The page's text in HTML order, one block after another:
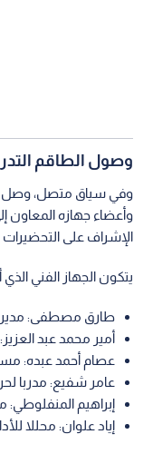
وصول الطاقم
وفي سياق متصل، وصل
وأعضاء جهازه المعاون
الإشراف على التحضيرات
يتكون الجهاز الفني الذي
طارق مصطفى: مديرا
أمير محمد عبد العزيز:
عصام أحمد عبده:
عامر شفيع: مدربا
إبراهيم المنفلوطي:
إياد علوان: محللا